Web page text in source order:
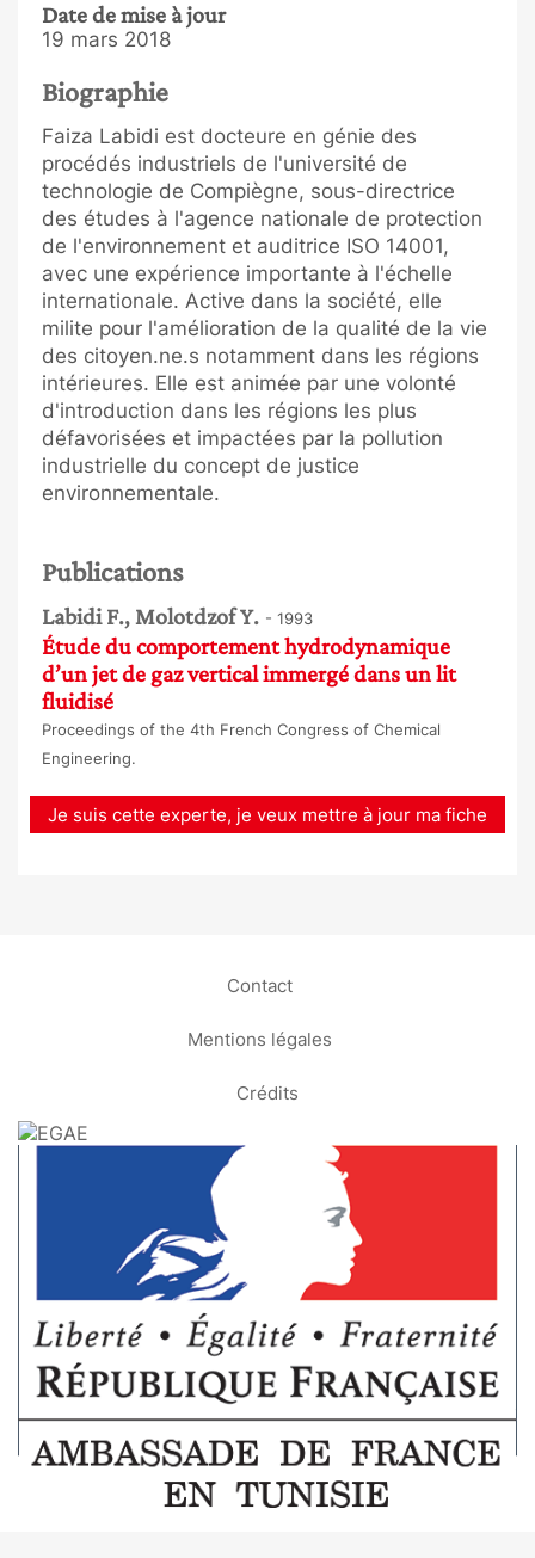
Date de mise à jour
19 mars 2018
Biographie
Faiza Labidi est docteure en génie des
procédés industriels de l'université de
technologie de Compiègne, sous-directrice
des études à l'agence nationale de protection
de l'environnement et auditrice ISO 14001,
avec une expérience importante à l'échelle
internationale. Active dans la société, elle
milite pour l'amélioration de la qualité de la vie
des citoyen.ne.s notamment dans les régions
intérieures. Elle est animée par une volonté
d'introduction dans les régions les plus
défavorisées et impactées par la pollution
industrielle du concept de justice
environnementale.
Publications
Labidi F., Molotdzof Y. - 1993
Étude du comportement hydrodynamique
d’un jet de gaz vertical immergé dans un lit
fluidisé
Proceedings of the 4th French Congress of Chemical
Engineering.
Je suis cette experte, je veux mettre à jour ma fiche
Contact
Mentions légales
Crédits